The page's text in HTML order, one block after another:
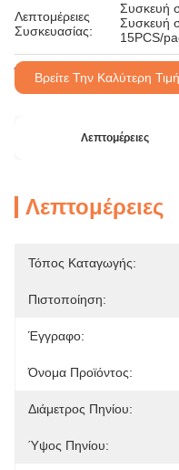
Λεπτομέρειες
Συσκευασίας:
Συσκευή
Συσκευή
15PCS/
Όροι Πληρωμής: T/T,
Βρείτε Την Καλύτερη Τιμή
Λεπτομέρειες
Λεπτομέρειες
Τόπος Καταγωγής:
Πιστοποίηση:
Έγγραφο:
Όνομα Προϊόντος:
Διάμετρος Πηνίου:
Ύψος Πηνίου: